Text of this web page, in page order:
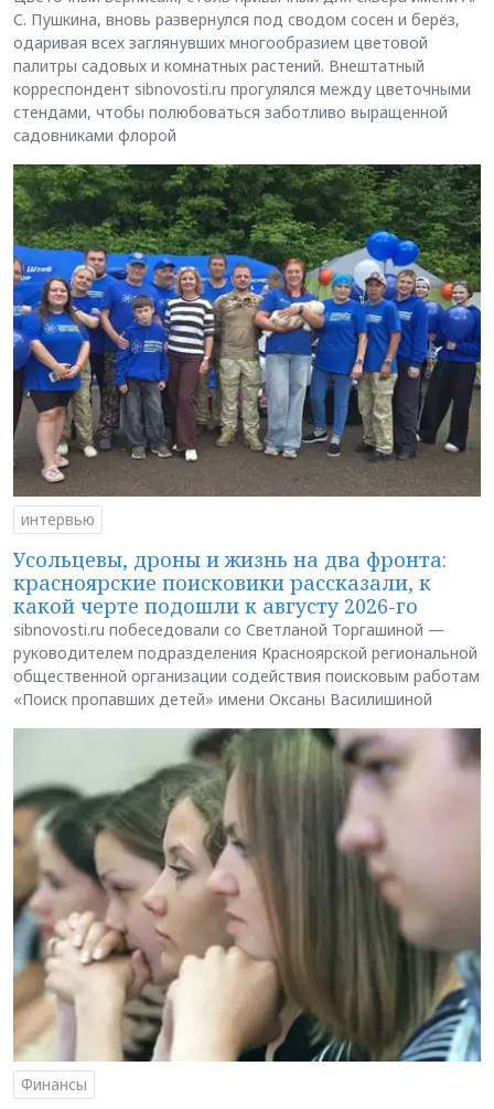
С. Пушкина, вновь развернулся под сводом сосен и берёз,
одаривая всех заглянувших многообразием цветовой
палитры садовых и комнатных растений. Внештатный
корреспондент sibnovosti.ru прогулялся между цветочными
стендами, чтобы полюбоваться заботливо выращенной
садовниками флорой
интервью
Усольцевы, дроны и жизнь на два фронта:
красноярские поисковики рассказали, к
какой черте подошли к августу 2026-го
sibnovosti.ru побеседовали со Светланой Торгашиной —
руководителем подразделения Красноярской региональной
общественной организации содействия поисковым работам
«Поиск пропавших детей» имени Оксаны Василишиной
Финансы